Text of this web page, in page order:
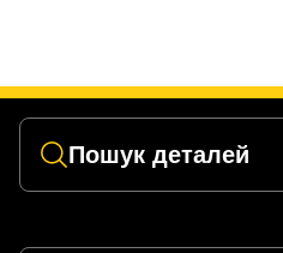
Пошук деталей